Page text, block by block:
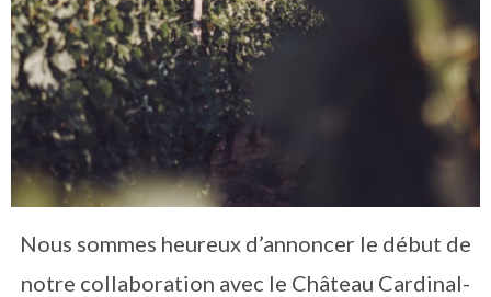
Nous sommes heureux d’annoncer le début de
notre collaboration avec le Château Cardinal-